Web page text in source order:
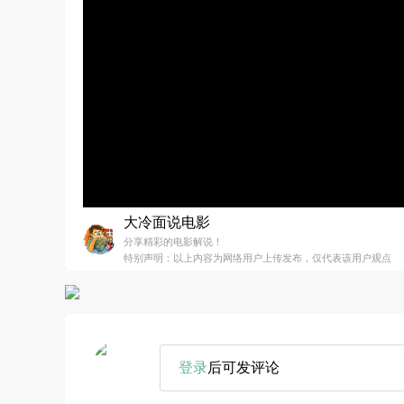
大冷面说电影
分享精彩的电影解说！
特别声明：以上内容为网络用户上传发布，仅代表该用户观点
登录后可发评论